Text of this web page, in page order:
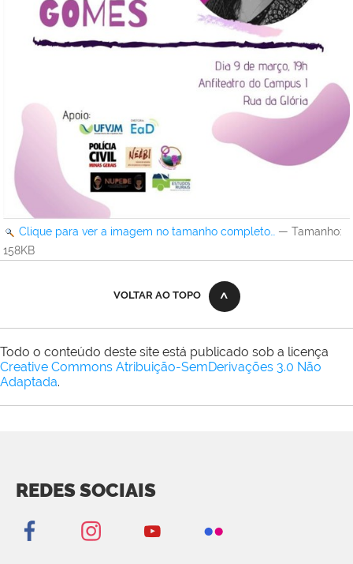
Clique para ver a imagem no tamanho completo… — Tamanho:
158KB
VOLTAR AO TOPO
Todo o conteúdo deste site está publicado sob a licença
Creative Commons Atribuição-SemDerivações 3.0 Não
Adaptada.
REDES SOCIAIS